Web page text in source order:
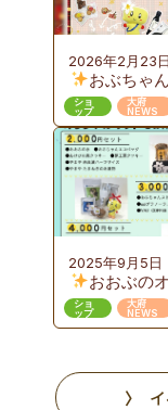
2026年2月23日
おぶちゃ
ャンペーン
ショ
ップ
大府
NEWS
2025年9月5日
おおぶの
ルギフト販売
ショ
ップ
大府
NEWS